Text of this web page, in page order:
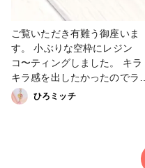
ご覧いただき有難う御座いま
す。 小ぶりな空枠にレジン
コ〜ティングしました。 キラ
キラ感を出したかったのでラメ
とかも封入いたしました。 普
段使いとかにも。 # ピアス #販
ひろミッチ